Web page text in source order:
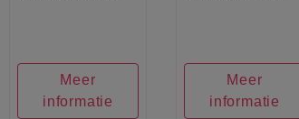
Meer
informatie
Meer
informatie